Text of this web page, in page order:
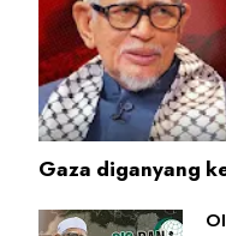
Gaza diganyang